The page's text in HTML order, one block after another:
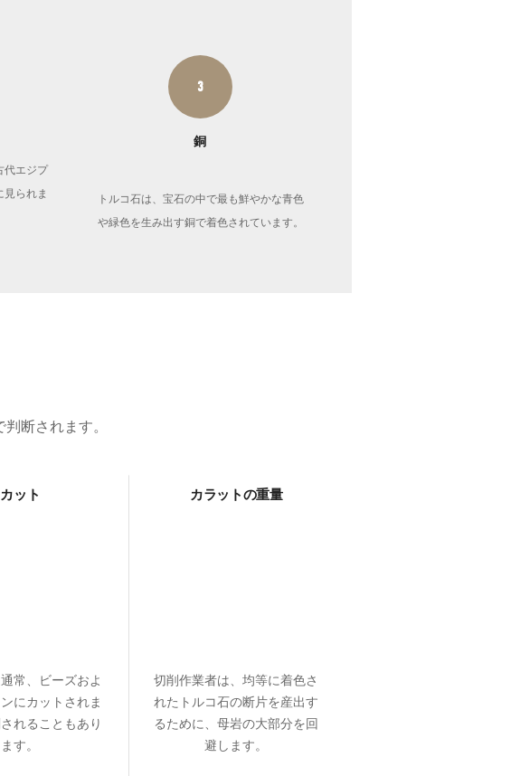
代エジプ
見られま
3
銅
トルコ石は、宝石の中で最も鮮やかな青色
や緑色を生み出す銅で着色されています。
断されます。
カット
常、ビーズおよ
にカットされま
れることもあり
ます。
カラットの重量
切削作業者は、均等に着色さ
れたトルコ石の断片を産出す
るために、母岩の大部分を回
避します。